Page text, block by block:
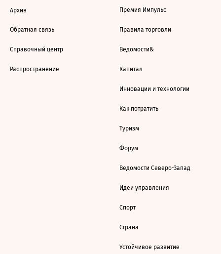
Архив
Обратная связь
Справочный центр
Распространение
Премия Импульс
Правила торговли
Ведомости&
Капитал
Инновации и технологии
Как потратить
Туризм
Форум
Ведомости Северо-Запад
Идеи управления
Спорт
Страна
Устойчивое развитие